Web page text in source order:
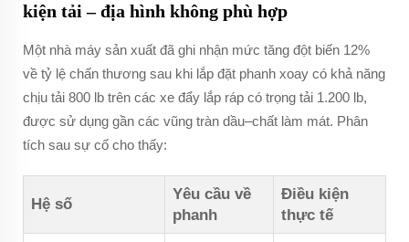
kiện tải – địa hình không phù hợp
Một nhà máy sản xuất đã ghi nhận mức tăng đột biến 12%
về tỷ lệ chấn thương sau khi lắp đặt phanh xoay có khả năng
chịu tải 800 lb trên các xe đẩy lắp ráp có trọng tải 1.200 lb,
được sử dụng gần các vũng tràn dầu–chất làm mát. Phân
tích sau sự cố cho thấy:
Hệ số
Yêu cầu về
phanh
Điều kiện
thực tế